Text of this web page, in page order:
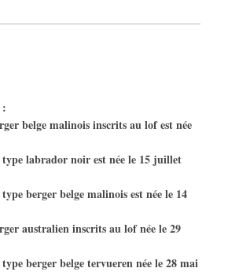
:
belge malinois inscrits au lof est née
labrador noir est née le 15 juillet
berger belge malinois est née le 14
australien inscrits au lof née le 29
berger belge tervueren née le 28 mai